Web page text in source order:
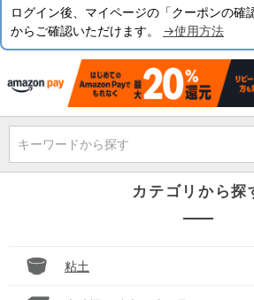
ログイン後、マイページの「クーポンの確
からご確認いただけます。 →使用方法
キーワードから探す
カテゴリから探
粘土